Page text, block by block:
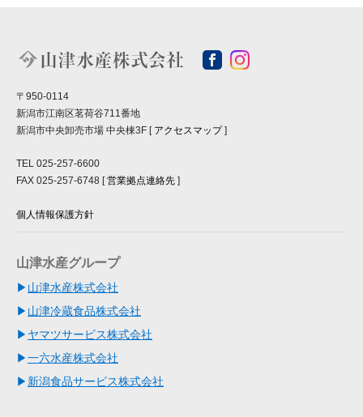
〒950-0114
新潟市江南区茗荷谷711番地
新潟市中央卸売市場 中央棟3F [ アクセスマップ]
TEL 025-257-6600
FAX 025-257-6748 [営業拠点連絡先 ]
個人情報保護方針
山津水産グループ
山津水産株式会社
山津冷蔵食品株式会社
ヤマツサービス株式会社
一六水産株式会社
新潟食品サービス株式会社